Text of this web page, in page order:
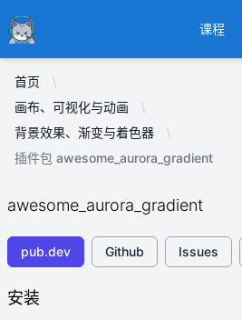
Ducafecat 课程
首页
画布、可视化与动画
背景效果、渐变与着色器
插件包 awesome_aurora_gradient
awesome_aurora_gradient
pub.dev Github Issues
安装